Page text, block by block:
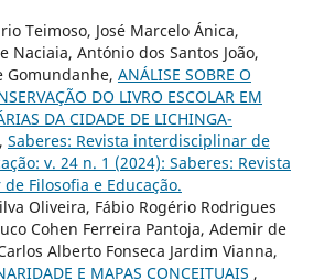
Teimoso, José Marcelo Ánica,
Naciaia, António dos Santos João,
Gomundanhe, ANÁLISE SOBRE O
DO LIVRO ESCOLAR EM
DA CIDADE DE LICHINGA-
, Saberes: Revista interdisciplinar de
v. 24 n. 1 (2024): Saberes: Revista
Filosofia e Educação.
Oliveira, Fábio Rogério Rodrigues
Cohen Ferreira Pantoja, Ademir de
Alberto Fonseca Jardim Vianna,
E MAPAS CONCEITUAIS ,